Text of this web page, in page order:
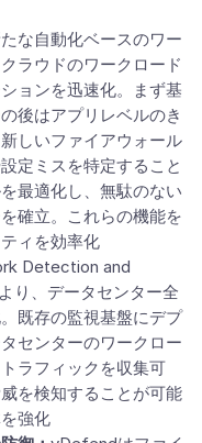
な自動化ベースのワー
ラウドのワークロード
ョンを迅速化。まず基
後はアプリレベルのき
しいファイアウォール
定ミスを特定すること
最適化し、無駄のない
確立。これらの機能を
ィを効率化
Detection and
り、データセンター全
既存の監視基盤にデプ
センターのワークロー
ラフィックを収集可
を検知することが可能
強化